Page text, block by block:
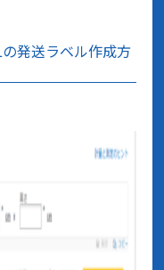
発送ラベル作成方